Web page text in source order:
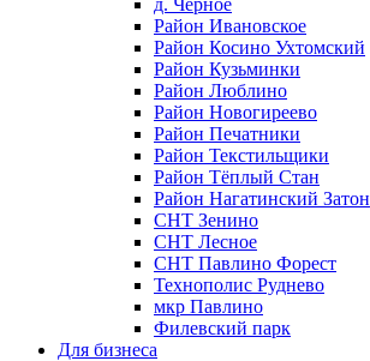
Район Ивановское
Район Косино Ухтомский
Район Кузьминки
Район Люблино
Район Новогиреево
Район Печатники
Район Текстильщики
Район Тёплый Стан
Район Нагатинский Затон
СНТ Зенино
СНТ Лесное
СНТ Павлино Форест
Технополис Руднево
мкр Павлино
Филевский парк
Для бизнеса